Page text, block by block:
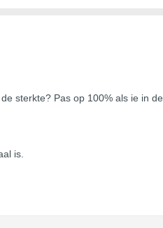
sterkte? Pas op 100% als ie in
is.